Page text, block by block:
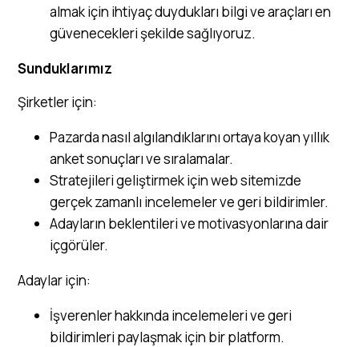
almak için ihtiyaç duydukları bilgi ve araçları en
güvenecekleri şekilde sağlıyoruz.
Sunduklarımız
Şirketler için:
Pazarda nasıl algılandıklarını ortaya koyan yıllık
anket sonuçları ve sıralamalar.
Stratejileri geliştirmek için web sitemizde
gerçek zamanlı incelemeler ve geri bildirimler.
Adayların beklentileri ve motivasyonlarına dair
içgörüler.
Adaylar için:
İşverenler hakkında incelemeleri ve geri
bildirimleri paylaşmak için bir platform.